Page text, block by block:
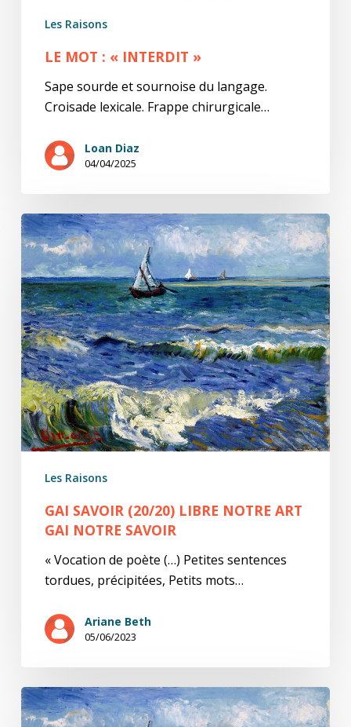
Les Raisons
LE MOT : « INTERDIT »
Sape sourde et sournoise du langage.
Croisade lexicale. Frappe chirurgicale…
Loan Diaz
04/04/2025
Gai
savoir
(20/20)
Libre
notre
art
gai
notre
savoir
Les Raisons
GAI SAVOIR (20/20) LIBRE NOTRE ART
GAI NOTRE SAVOIR
« Vocation de poète (…) Petites sentences
tordues, précipitées, Petits mots…
Ariane Beth
05/06/2023
Gai
savoir